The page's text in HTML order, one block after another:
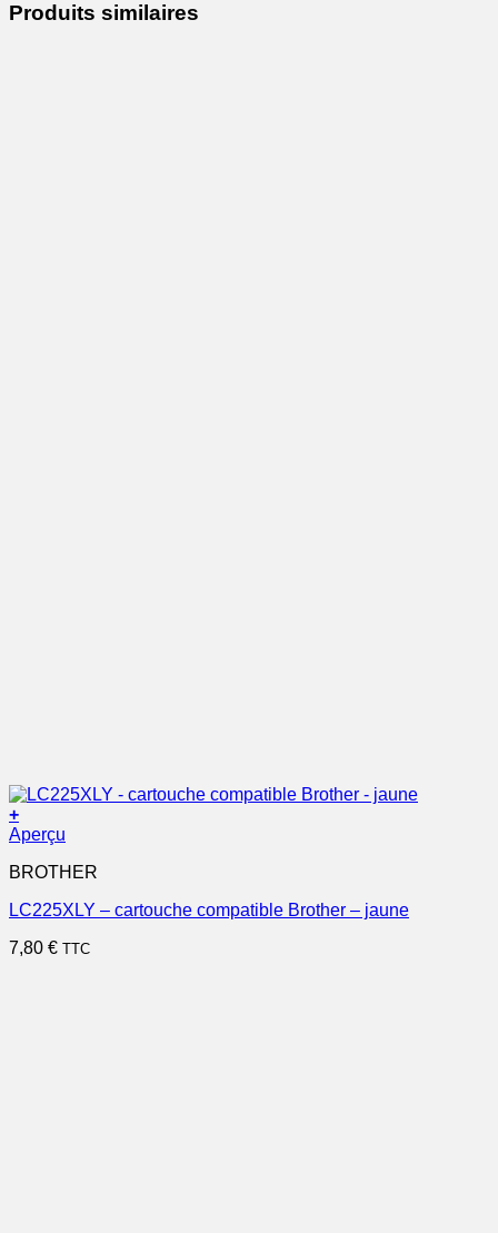
Produits similaires
+
Aperçu
BROTHER
LC225XLY – cartouche compatible Brother – jaune
7,80 € TTC